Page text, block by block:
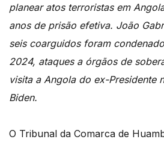
planear atos terroristas em
anos de prisão efetiva. João
seis coarguidos foram
2024, ataques a órgãos de
visita a Angola do ex-Presidente
Biden.
O Tribunal da Comarca de